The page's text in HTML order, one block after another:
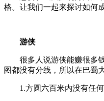
格。让我们一起来探讨如何
游侠
很多人说游侠能赚很多
图都没有分线，所以在巴蜀
1.方圆六百米内没有任